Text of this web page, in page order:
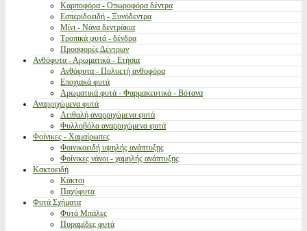
Καρποφόρα - Οπωροφόρα δέντρα
Εσπεριδοειδή - Ξυνόδεντρα
Μίνι - Νάνα δεντράκια
Τροπικά φυτά - δένδρα
Προσφορές Δέντρων
Ανθόφυτα - Αρωματικά - Ετήσια
Ανθόφυτα - Πολυετή ανθοφόρα
Εποχιακά φυτά
Αρωματικά φυτά - Φαρμακευτικά - Βότανα
Αναρριχώμενα φυτά
Αειθαλή αναρριχώμενα φυτά
Φυλλοβόλα αναρριχώμενα φυτά
Φοίνικες - Χαμαίρωπες
Φοινικοειδή υψηλής ανάπτυξης
Φοίνικες νάνοι - χαμηλής ανάπτυξης
Κακτοειδή
Κάκτοι
Παχύφυτα
Φυτά Σχήματα
Φυτά Μπάλες
Πυραμίδες φυτά